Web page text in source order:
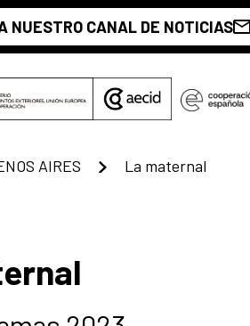
NUESTRO CANAL DE NOTICIAS
AIRES La maternal